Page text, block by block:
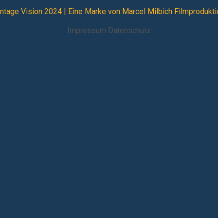
Vision 2024 | Eine Marke von Marcel Milbich
Impressum Datenschutz